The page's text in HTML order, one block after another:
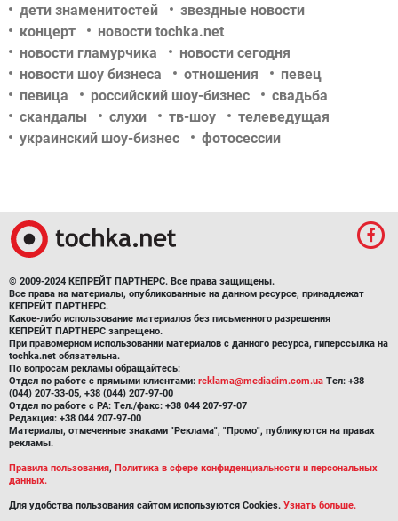
дети знаменитостей
звездные новости
концерт
новости tochka.net
новости гламурчика
новости сегодня
новости шоу бизнеса
отношения
певец
певица
российский шоу-бизнес
свадьба
скандалы
слухи тв-шоу
телеведущая
украинский шоу-бизнес
фотосессии
© 2009-2024 КЕПРЕЙТ ПАРТНЕРС. Все права защищены.
Все права на материалы, опубликованные на данном ресурсе, принадлежат
КЕПРЕЙТ ПАРТНЕРС.
Какое-либо использование материалов без письменного разрешения
КЕПРЕЙТ ПАРТНЕРС запрещено.
При правомерном использовании материалов с данного ресурса, гиперссылка на
tochka.net обязательна.
По вопросам рекламы обращайтесь:
Отдел по работе с прямыми клиентами: reklama@mediadim.com.ua Тел: +38
(044) 207-33-05, +38 (044) 207-97-00
Отдел по работе с РА: Тел./факс: +38 044 207-97-07
Редакция: +38 044 207-97-00
Материалы, отмеченные знаками "Реклама", "Промо", публикуются на правах
рекламы.
Правила пользования, Политика в сфере конфиденциальности и персональных
данных.
Для удобства пользования сайтом используются Cookies. Узнать больше.